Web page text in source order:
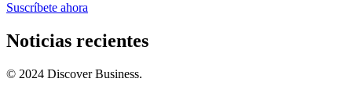
Suscríbete ahora
Noticias recientes
© 2024 Discover Business.